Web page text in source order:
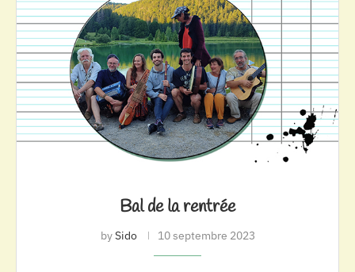
Bal de la rentrée
bySido 10 septembre 2023